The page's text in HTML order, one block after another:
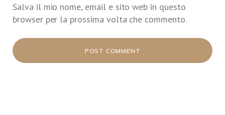
Salva il mio nome, email e sito web in questo
browser per la prossima volta che commento.